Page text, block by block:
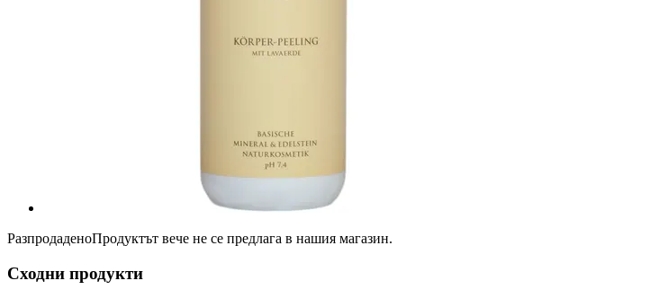
РазпродаденоПродуктът вече не се предлага в нашия магазин.
Сходни продукти